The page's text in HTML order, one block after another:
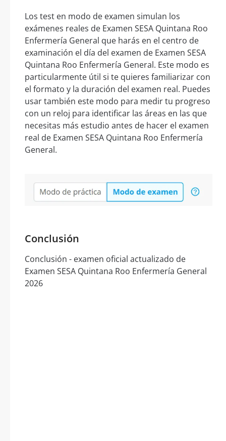
Los test en modo de examen simulan los
exámenes reales de Examen SESA Quintana Roo
Enfermería General que harás en el centro de
examinación el día del examen de Examen SESA
Quintana Roo Enfermería General. Este modo es
particularmente útil si te quieres familiarizar con
el formato y la duración del examen real. Puedes
usar también este modo para medir tu progreso
con un reloj para identificar las áreas en las que
necesitas más estudio antes de hacer el examen
real de Examen SESA Quintana Roo Enfermería
General.
Conclusión
Conclusión - examen oficial actualizado de
Examen SESA Quintana Roo Enfermería General
2026